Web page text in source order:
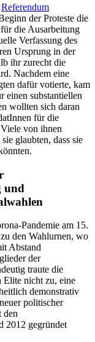
Referendum
der Proteste die
die Ausarbeitung
Verfassung des
Ursprung in der
ihr zurecht die
Nachdem eine
dafür votierte, kam
einen substantiellen
wollten sich daran
für die
von ihnen
glaubten, dass sie
und
Pandemie am 15.
den Wahlurnen, wo
Abstand
der
traute die
Elite nicht zu, eine
demonstrativ
politischer
den
2012 gegründet